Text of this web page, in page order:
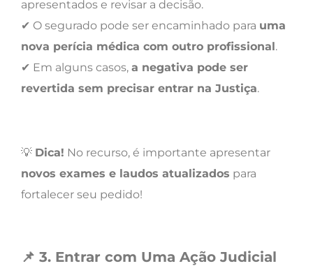
apresentados e revisar a decisão.
✔ O segurado pode ser encaminhado para uma
nova perícia médica com outro profissional.
✔ Em alguns casos, a negativa pode ser
revertida sem precisar entrar na Justiça.
💡 Dica! No recurso, é importante apresentar
novos exames e laudos atualizados para
fortalecer seu pedido!
📌 3. Entrar com Uma Ação Judicial